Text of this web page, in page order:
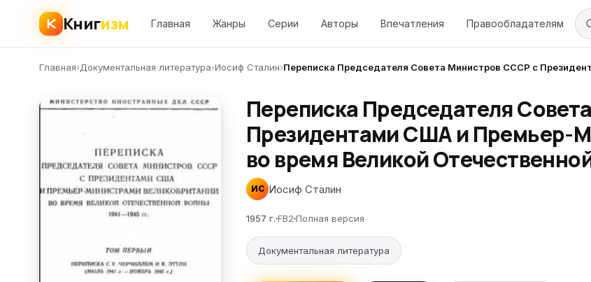
Книгизм Главная Жанры Серии Авторы Впечатления Правообладателям
Главная›Документальная литература›Иосиф Сталин›Переписка Председателя Совета Министров СССР с
Переписка Председателя
Президентами США и Премьер-
во время Великой
ИС Иосиф Сталин
1957 г. FB2 Полная версия
Документальная литература